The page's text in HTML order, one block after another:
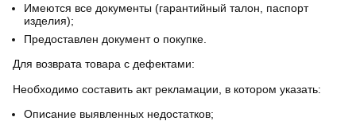
Имеются все документы (гарантийный талон, паспорт
изделия);
Предоставлен документ о покупке.
Для возврата товара с дефектами:
Необходимо составить акт рекламации, в котором указать:
Описание выявленных недостатков;